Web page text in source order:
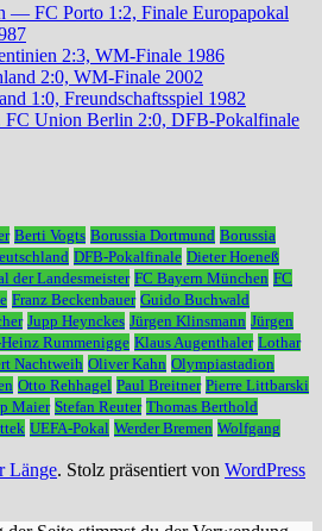
— FC Porto 1:2, Finale Europapokal
2:3, WM-Finale 1986
2:0, WM-Finale 2002
1:0, Freundschaftsspiel 1982
Union Berlin 2:0, DFB-Pokalfinale
Berti Vogts Borussia Dortmund Borussia
DFB-Pokalfinale Dieter Hoeneß
der Landesmeister FC Bayern München FC
Franz Beckenbauer Guido Buchwald
Jupp Heynckes Jürgen Klinsmann Jürgen
Rummenigge Klaus Augenthaler Lothar
Nachtweih Oliver Kahn Olympiastadion
Otto Rehhagel Paul Breitner Pierre Littbarski
Maier Stefan Reuter Thomas Berthold
UEFA-Pokal Werder Bremen Wolfgang
Länge. Stolz präsentiert von WordPress